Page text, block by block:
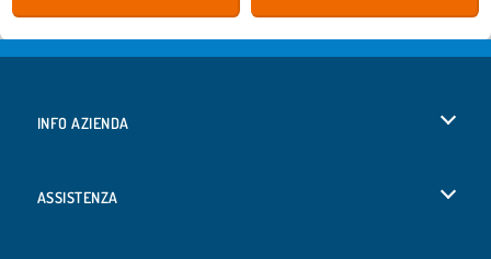
INFO AZIENDA
ASSISTENZA